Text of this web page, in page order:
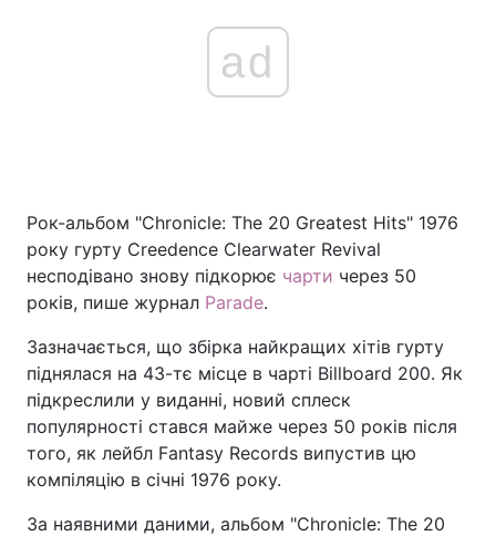
ad
Рок-альбом "Chronicle: The 20 Greatest Hits" 1976
року гурту Creedence Clearwater Revival
несподівано знову підкорює чарти через 50
років, пише журнал Parade.
Зазначається, що збірка найкращих хітів гурту
піднялася на 43-тє місце в чарті Billboard 200. Як
підкреслили у виданні, новий сплеск
популярності стався майже через 50 років після
того, як лейбл Fantasy Records випустив цю
компіляцію в січні 1976 року.
За наявними даними, альбом "Chronicle: The 20